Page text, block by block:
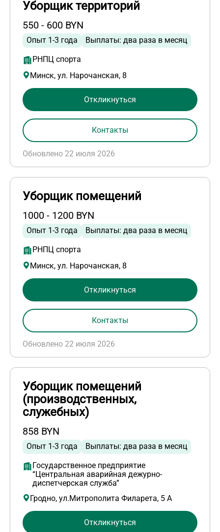
Уборщик территорий
550 - 600 BYN
Опыт 1-3 года Выплаты: два раза в месяц
РНПЦ спорта
Минск, ул. Нарочанская, 8
Обновлено 22 июля 2026
Откликнуться
Контакты
Уборщик помещений
1000 - 1200 BYN
Опыт 1-3 года Выплаты: два раза в месяц
РНПЦ спорта
Минск, ул. Нарочанская, 8
Обновлено 22 июля 2026
Откликнуться
Контакты
Уборщик помещений
(производственных,
служебных)
858 BYN
Опыт 1-3 года Выплаты: два раза в месяц
Государственное предприятие
“Центральная аварийная дежурно-
диспетчерская служба”
Гродно, ул.Митрополита Филарета, 5 А
Откликнуться